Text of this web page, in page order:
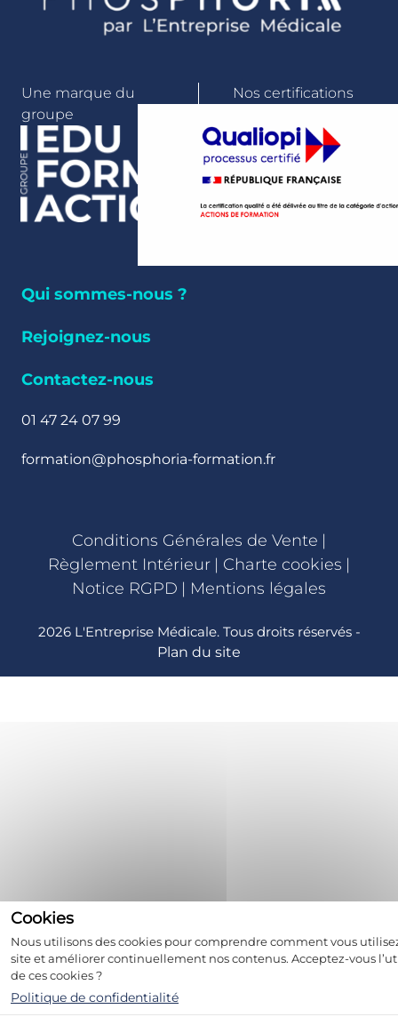
Une marque du
groupe
Nos certifications
Qui sommes-nous ?
Rejoignez-nous
Contactez-nous
01 47 24 07 99
formation@phosphoria-formation.fr
Conditions Générales de Vente |
Règlement Intérieur | Charte cookies |
Notice RGPD | Mentions légales
2026 L'Entreprise Médicale. Tous droits réservés -
Plan du site
Nous utilisons des cookies pour comprendre comment vous
site et améliorer continuellement nos contenus. Acceptez-vous
de ces cookies ?
Politique de confidentialité